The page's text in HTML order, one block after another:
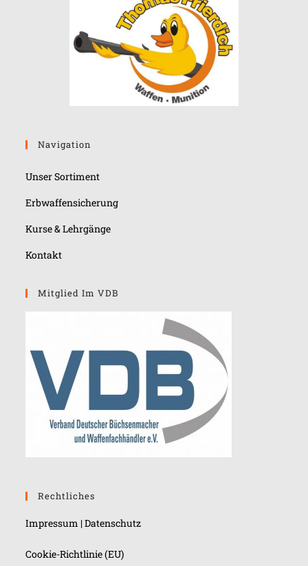
Navigation
Unser Sortiment
Erbwaffensicherung
Kurse & Lehrgänge
Kontakt
Mitglied Im VDB
Rechtliches
Impressum |Datenschutz
Cookie-Richtlinie (EU)